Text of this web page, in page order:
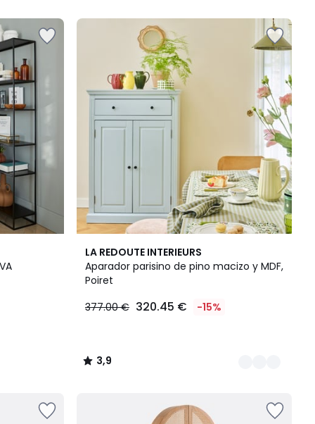
LA REDOUTE INTERIEURS
Aparador parisino de pino macizo y MDF,
Poiret
377.00 € 320.45 € -15%
3,9
/ 5
2
Colores
3,9
/